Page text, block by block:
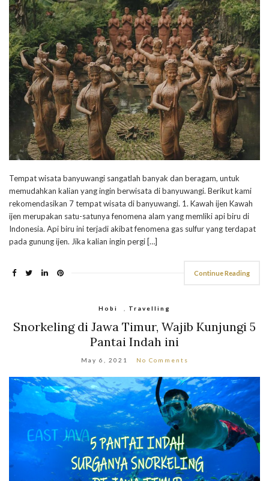
Tempat wisata banyuwangi sangatlah banyak dan beragam, untuk
memudahkan kalian yang ingin berwisata di banyuwangi. Berikut kami
rekomendasikan 7 tempat wisata di banyuwangi. 1. Kawah ijen Kawah
ijen merupakan satu-satunya fenomena alam yang memliki api biru di
Indonesia. Api biru ini terjadi akibat fenomena gas sulfur yang terdapat
pada gunung ijen. Jika kalian ingin pergi […]
Continue Reading
Hobi , Travelling
Snorkeling di Jawa Timur, Wajib Kunjungi 5
Pantai Indah ini
May 6, 2021 No Comments